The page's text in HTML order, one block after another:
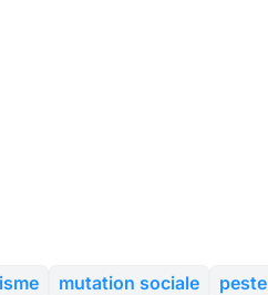
mutation sociale peste